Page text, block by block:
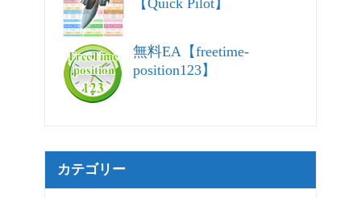
無料EA【freetime-
position123】
カテゴリー